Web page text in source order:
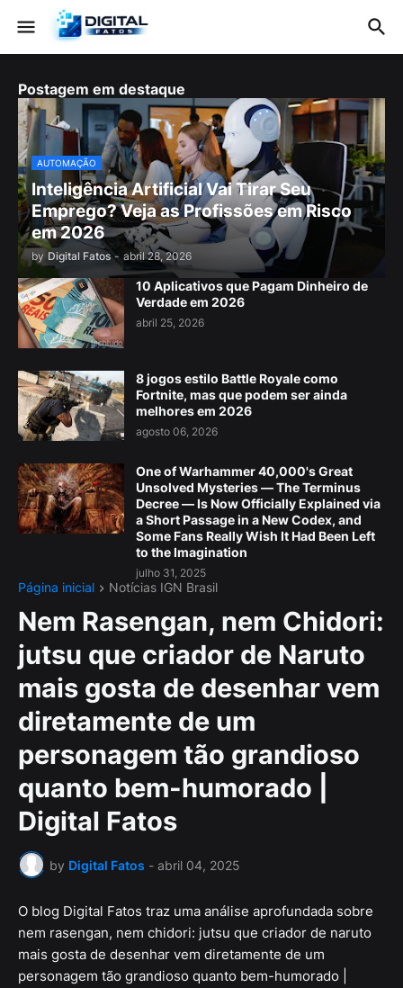
Postagem em destaque
AUTOMAÇÃO
Inteligência Artificial Vai Tirar Seu
Emprego? Veja as Profissões em Risco
em 2026
by Digital Fatos - abril 28, 2026
10 Aplicativos que Pagam Dinheiro de
Verdade em 2026
abril 25, 2026
8 jogos estilo Battle Royale como
Fortnite, mas que podem ser ainda
melhores em 2026
agosto 06, 2026
One of Warhammer 40,000's Great
Unsolved Mysteries — The Terminus
Decree — Is Now Officially Explained via
a Short Passage in a New Codex, and
Some Fans Really Wish It Had Been Left
to the Imagination
julho 31, 2025
Página inicial Notícias IGN Brasil
Nem Rasengan, nem Chidori:
jutsu que criador de Naruto
mais gosta de desenhar vem
diretamente de um
personagem tão grandioso
quanto bem-humorado |
Digital Fatos
by Digital Fatos - abril 04, 2025
O blog Digital Fatos traz uma análise aprofundada sobre
nem rasengan, nem chidori: jutsu que criador de naruto
mais gosta de desenhar vem diretamente de um
personagem tão grandioso quanto bem-humorado |